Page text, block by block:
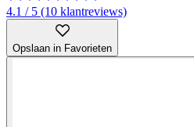
4.1 / 5 (10 klantreviews)
Opslaan in Favorieten